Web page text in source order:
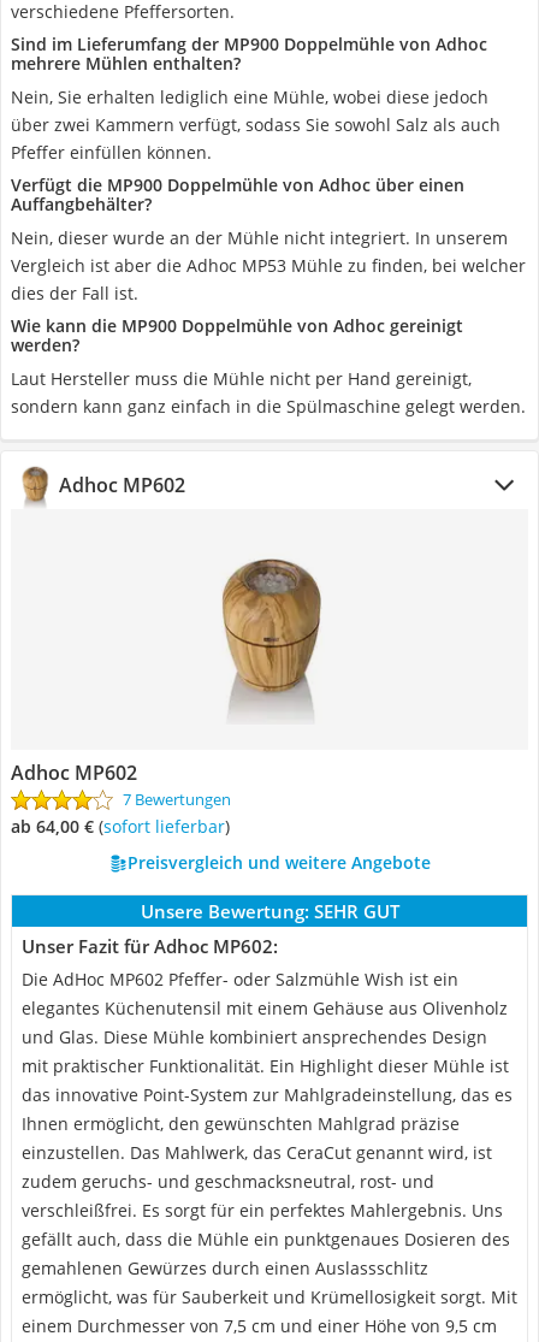
verschiedene Pfeffersorten.
Sind im Lieferumfang der MP900 Doppelmühle von Adhoc
mehrere Mühlen enthalten?
Nein, Sie erhalten lediglich eine Mühle, wobei diese jedoch
über zwei Kammern verfügt, sodass Sie sowohl Salz als auch
Pfeffer einfüllen können.
Verfügt die MP900 Doppelmühle von Adhoc über einen
Auffangbehälter?
Nein, dieser wurde an der Mühle nicht integriert. In unserem
Vergleich ist aber die Adhoc MP53 Mühle zu finden, bei welcher
dies der Fall ist.
Wie kann die MP900 Doppelmühle von Adhoc gereinigt
werden?
Laut Hersteller muss die Mühle nicht per Hand gereinigt,
sondern kann ganz einfach in die Spülmaschine gelegt werden.
Adhoc MP602
Adhoc MP602
7 Bewertungen
ab 64,00 € ( Sofort lieferbar)
Preisvergleich und weitere Angebote
Unsere Bewertung: SEHR GUT
Unser Fazit für Adhoc MP602:
Die AdHoc MP602 Pfeffer- oder Salzmühle Wish ist ein
elegantes Küchenutensil mit einem Gehäuse aus Olivenholz
und Glas. Diese Mühle kombiniert ansprechendes Design
mit praktischer Funktionalität. Ein Highlight dieser Mühle ist
das innovative Point-System zur Mahlgradeinstellung, das es
Ihnen ermöglicht, den gewünschten Mahlgrad präzise
einzustellen. Das Mahlwerk, das CeraCut genannt wird, ist
zudem geruchs- und geschmacksneutral, rost- und
verschleißfrei. Es sorgt für ein perfektes Mahlergebnis. Uns
gefällt auch, dass die Mühle ein punktgenaues Dosieren des
gemahlenen Gewürzes durch einen Auslassschlitz
ermöglicht, was für Sauberkeit und Krümellosigkeit sorgt. Mit
einem Durchmesser von 7,5 cm und einer Höhe von 9,5 cm